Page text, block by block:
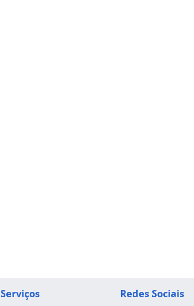
Serviços Redes Sociais